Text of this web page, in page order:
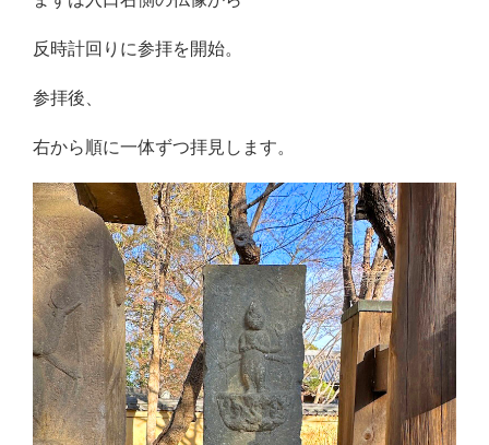
反時計回りに参拝を開始。
参拝後、
右から順に一体ずつ拝見します。